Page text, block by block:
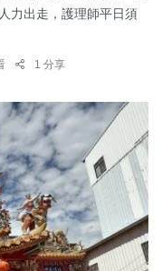
力出走，護理師平日須
1 分享